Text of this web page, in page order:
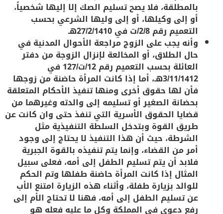
بالمطلقة، فلا يصح تسليم الصك إلا إليها شخصياً،
أو إلى وكيلها، أو إلى وليها الشرعي بحسب
التعميم رقم 2/8/ت في 27/2/1410هـ
وأنه يجب على الزوج مراجعة الأحوال المدنية في
حال الطلاق، أو المخالعة لإنزال الزوجة من دفتر
العائلة بحسب التعميم رقم 12/ت/127 في
3/11/1412هـ، أما إذا كانت المرأة حاضنة من زوجها
فأن لها حقوق أخرى ومنها تنفيذ الأحكام المتعلقة
بحضانة الصغير أو تسليمه إلى والدته وغيرهما من
قضايا الحقوق الأسرية التي تنفذ حتى وان كانت عن
طريق القوة وبتدخل السلطة التنفيذية مثل
الشرطة، حيث أن هذا التنفيذ لا يحتاج إلى وجود
أمر من القضاء، وإنما يتم تنفيذه بالقوة الجبرية
فلابد أن يتم تسليم الطفل إلى أمه، فعلى سبيل
المثال إذا كانت المرأة حاضنة طفلها وتم الحكم
للوالد بزيارة طفلة، وأثناء هذه الزيارة امتنع الأب
عن تسليم الطفل إلى أمه، فهنا لا تحتاج الأم إلى
رفع دعوى في المملكة وكل ما عليه فعله هو